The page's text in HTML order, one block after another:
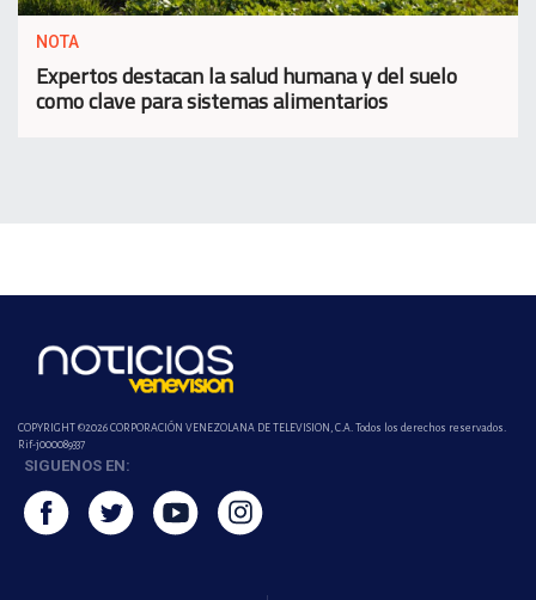
NOTA
Expertos destacan la salud humana y del suelo
como clave para sistemas alimentarios
COPYRIGHT ©2026 CORPORACIÓN VENEZOLANA DE TELEVISION, C.A. Todos los derechos reservados.
Rif-j000089337
SIGUENOS EN: